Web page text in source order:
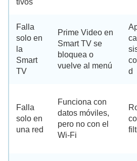
tivos
Falla
solo en
la
Smart
TV
Prime Video en
Smart TV se
bloquea o
vuelve al menú
d
Falla
solo en
una red
Funciona con
datos móviles,
pero no con el
Wi-Fi